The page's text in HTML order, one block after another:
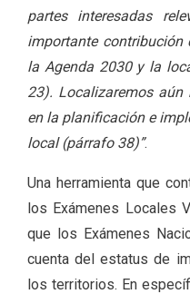
partes interesadas
importante contribución
la Agenda 2030 y la
23). Localizaremos aún
en la planificación e
local (párrafo 38)”.
Una herramienta que
los Exámenes Locales
que los Exámenes
cuenta del estatus de
los territorios. En